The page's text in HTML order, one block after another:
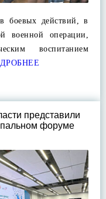
боевых действий, в
военной операции,
воспитанием
представили
форуме